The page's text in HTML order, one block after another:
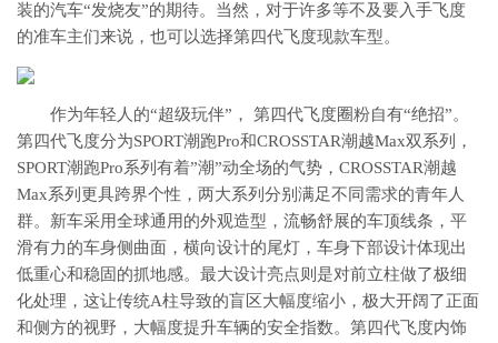
装的汽车“发烧友”的期待。当然，对于许多等不及要入手飞度
的准车主们来说，也可以选择第四代飞度现款车型。
作为年轻人的“超级玩伴”， 第四代飞度圈粉自有“绝招”。
第四代飞度分为SPORT潮跑Pro和CROSSTAR潮越Max双系列，
SPORT潮跑Pro系列有着”潮”动全场的气势，CROSSTAR潮越
Max系列更具跨界个性，两大系列分别满足不同需求的青年人
群。新车采用全球通用的外观造型，流畅舒展的车顶线条，平
滑有力的车身侧曲面，横向设计的尾灯，车身下部设计体现出
低重心和稳固的抓地感。最大设计亮点则是对前立柱做了极细
化处理，这让传统A柱导致的盲区大幅度缩小，极大开阔了正面
和侧方的视野，大幅度提升车辆的安全指数。第四代飞度内饰